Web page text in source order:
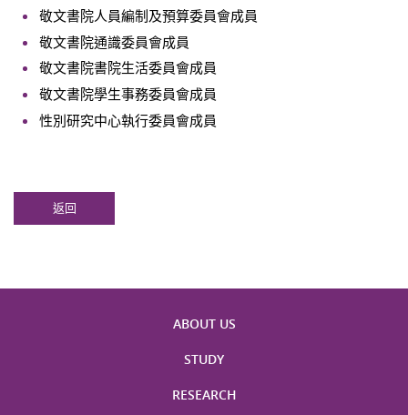
敬文書院人員編制及預算委員會成員
敬文書院通識委員會成員
敬文書院書院生活委員會成員
敬文書院學生事務委員會成員
性別研究中心執行委員會成員
返回
ABOUT US
STUDY
RESEARCH